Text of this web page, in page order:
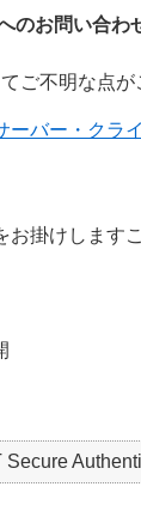
のお問い合わ
ご不明な点
ーバー・クラ
お掛けします
Secure